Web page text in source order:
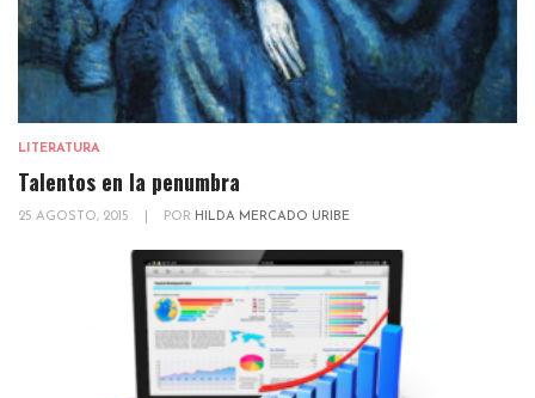
LITERATURA
Talentos en la penumbra
25 AGOSTO, 2015 POR HILDA MERCADO URIBE